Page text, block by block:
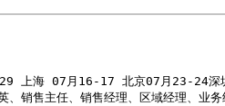
29 上海 07月16-17 北京07月23-24
、销售主任、销售经理、区域经理、业